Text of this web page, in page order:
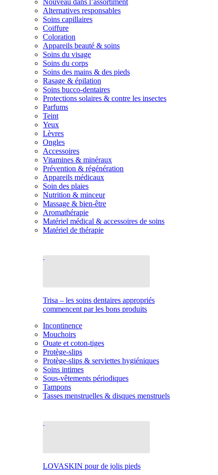
Nouveau dans l’assortiment
Alternatives responsables
Soins capillaires
Coiffure
Coloration
Appareils beauté & soins
Soins du visage
Soins du corps
Soins des mains & des pieds
Rasage & épilation
Soins bucco-dentaires
Protections solaires & contre les insectes
Parfums
Teint
Yeux
Lèvres
Ongles
Accessoires
Vitamines & minéraux
Prévention & régénération
Appareils médicaux
Soin des plaies
Nutrition & minceur
Massage & bien-être
Aromathérapie
Matériel médical & accessoires de soins
Matériel de thérapie
Trisa – les soins dentaires appropriés
commencent par les bons produits
Incontinence
Mouchoirs
Ouate et coton-tiges
Protège-slips
Protège-slips & serviettes hygiéniques
Soins intimes
Sous-vêtements périodiques
Tampons
Tasses menstruelles & disques menstruels
LOVASKIN pour de jolis pieds